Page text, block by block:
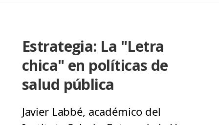
Estrategia: La "Letra
chica" en políticas de
salud pública
Javier Labbé, académico del